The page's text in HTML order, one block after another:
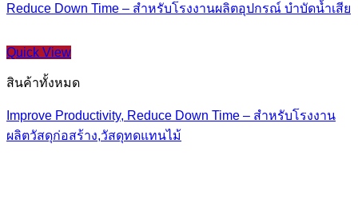
Reduce Down Time – สำหรับโรงงานผลิตอุปกรณ์ บำบัดน้ำเสีย
Quick View
สินค้าทั้งหมด
Improve Productivity, Reduce Down Time – สำหรับโรงงาน
ผลิตวัสดุก่อสร้าง,วัสดุทดแทนไม้